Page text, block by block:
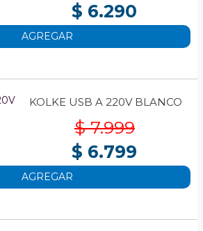
$ 6.290
AGREGAR
KOLKE USB A 220V BLANCO
$ 7.999
$ 6.799
AGREGAR